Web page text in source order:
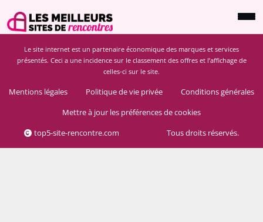
Le site internet est un partenaire économique des marques et services
présentés. Ceci a une incidence sur le classement des offres et l’affichage de
celles-ci sur le site.
Mentions légales Politique de vie privée
Conditions générales
Mettre à jour les préférences de cookies
top5-site-rencontre.com
Tous droits réservés.